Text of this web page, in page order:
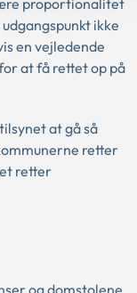
proportionalitet
ikke
en vejledende
at få rettet op på
at gå så
retter
retter
og domstolene